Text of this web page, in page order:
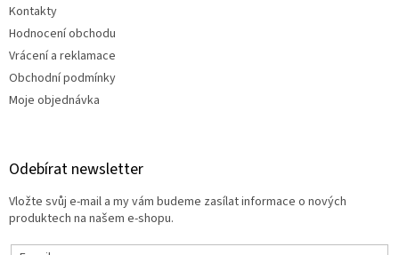
Kontakty
Hodnocení obchodu
Vrácení a reklamace
Obchodní podmínky
Moje objednávka
Odebírat newsletter
Vložte svůj e-mail a my vám budeme zasílat informace o nových
produktech na našem e-shopu.